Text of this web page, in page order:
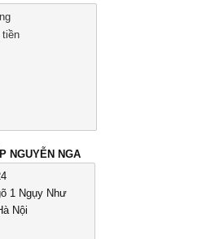
tiền
NGUYỄN NGA
1 Ngụy Như
Nội